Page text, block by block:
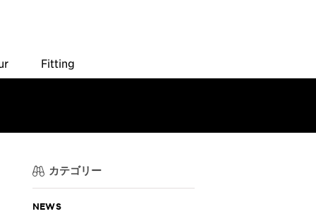
Fitting
カテゴリー
NEWS